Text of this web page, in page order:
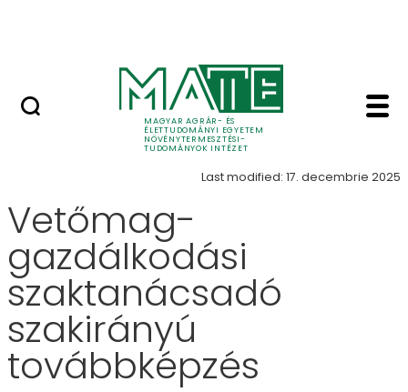
MAGYAR AGRÁR- ÉS
ÉLETTUDOMÁNYI EGYETEM
NÖVÉNYTERMESZTÉSI-
TUDOMÁNYOK INTÉZET
Vetőmag-Főcím
Last modified: 17. decembrie 2025
Vetőmag-
gazdálkodási
szaktanácsadó
szakirányú
továbbképzés